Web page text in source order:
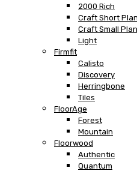
2000 Rich
Craft Short
Craft Small
Light
Firmfit
Calisto
Discovery
Herringbone
Tiles
FloorAge
Forest
Mountain
Floorwood
Authentic
Quantum